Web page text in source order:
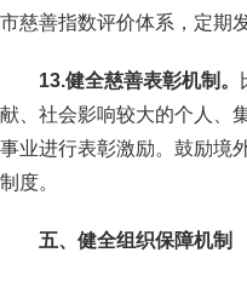
市慈善指数评价体系，定期
13.健全慈善表彰机制。
献、社会影响较大的个人、
事业进行表彰激励。鼓励境
制度。
五、健全组织保障机制